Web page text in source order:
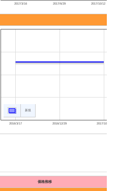
2017/3/16 2017/6/29 2017/10/12
2016/3/17 2016/12/29 2017/10/12
新規
価格推移